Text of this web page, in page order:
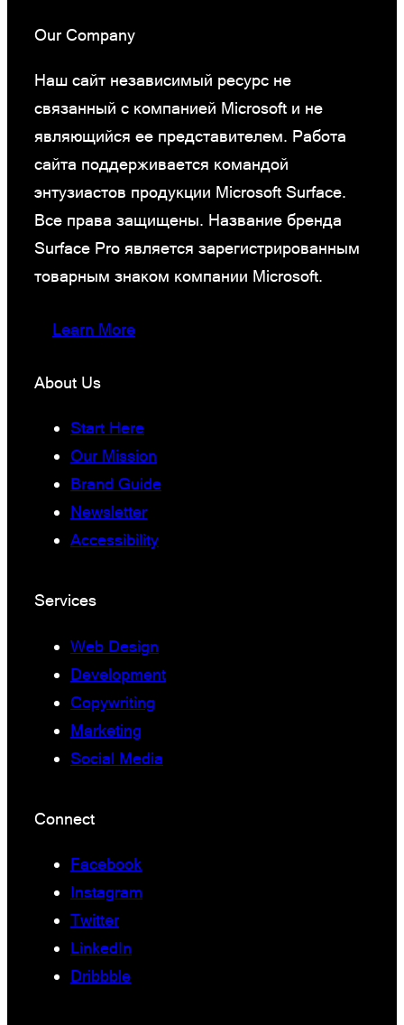
Our Company
Наш сайт независимый ресурс не
связанный с компанией Microsoft и не
являющийся ее представителем. Работа
сайта поддерживается командой
энтузиастов продукции Microsoft Surface.
Все права защищены. Название бренда
Surface Pro является зарегистрированным
товарным знаком компании Microsoft.
Learn More
About Us
Start Here
Our Mission
Brand Guide
Newsletter
Accessibility
Services
Web Design
Development
Copywriting
Marketing
Social Media
Connect
Facebook
Instagram
Twitter
LinkedIn
Dribbble